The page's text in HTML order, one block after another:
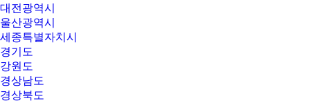
대전광역시
울산광역시
세종특별자치시
경기도
강원도
경상남도
경상북도